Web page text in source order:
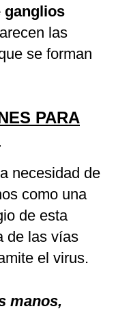
ganglios
las
se forman
PARA
necesidad de
como una
de esta
de las vías
el virus.
manos,